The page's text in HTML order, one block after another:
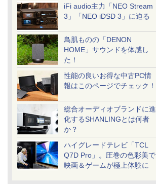
iFi audio主力「NEO Stream
3」「NEO iDSD 3」に迫る
鳥肌ものの「DENON
HOME」サウンドを体感し
た！
性能の良いお得な中古PC情
報はこのページでチェック！
総合オーディオブランドに進
化するSHANLINGとは何者
か？
ハイグレードテレビ「TCL
Q7D Pro」。圧巻の色彩美で
映画＆ゲームが極上体験に